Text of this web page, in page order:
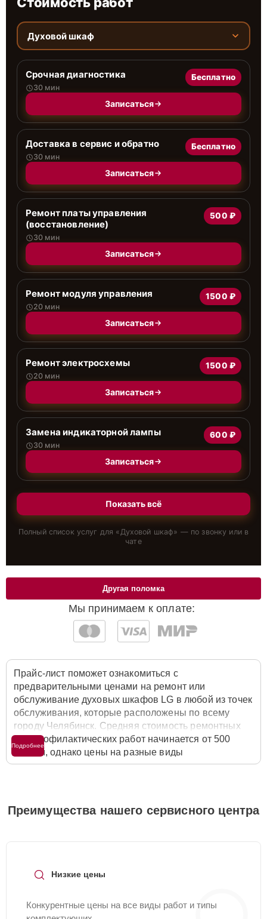
Духовой шкаф
Срочная диагностика
30 мин
Бесплатно
Записаться
Доставка в сервис и обратно
30 мин
Бесплатно
Записаться
Ремонт платы управления
(восстановление)
30 мин
500 ₽
Записаться
Ремонт модуля управления
20 мин
1500 ₽
Записаться
Ремонт электросхемы
20 мин
1500 ₽
Записаться
Замена индикаторной лампы
30 мин
600 ₽
Записаться
Показать всё
Полный список услуг для «Духовой шкаф» — по звонку или в
чате
Мы принимаем к оплате:
Другая поломка
Прайс-лист поможет ознакомиться с
предварительными ценами на ремонт или
обслуживание духовых шкафов LG в любой из точек
обслуживания, которые расположены по всему
городу Челябинск. Средняя стоимость ремонтных
или профилактических работ начинается от 500
рублей, однако цены на разные виды
комплектующих могут различаться. Полную
службы заботы о клиентах. Для расчета итоговой
стоимости ремонта духового шкафа достаточно
Подробнее
Преимущества нашего сервисного центра
Низкие цены
Конкурентные цены на все виды работ и типы